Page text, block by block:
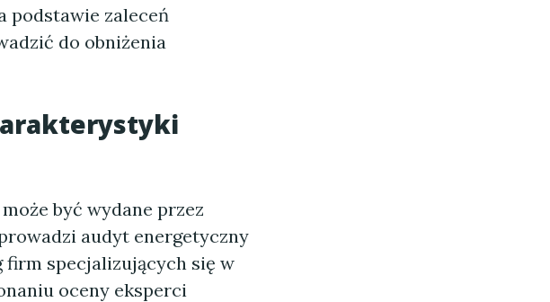
podstawie zaleceń
do obniżenia
być wydane przez
audyt energetyczny
firm specjalizujących się w
oceny eksperci